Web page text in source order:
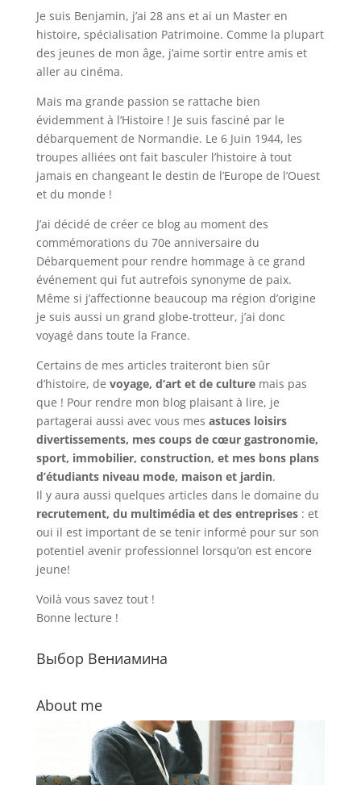
Je suis Benjamin, j’ai 28 ans et ai un Master en
histoire, spécialisation Patrimoine. Comme la plupart
des jeunes de mon âge, j’aime sortir entre amis et
aller au cinéma.
Mais ma grande passion se rattache bien
évidemment à l’Histoire ! Je suis fasciné par le
débarquement de Normandie. Le 6 Juin 1944, les
troupes alliées ont fait basculer l’histoire à tout
jamais en changeant le destin de l’Europe de l’Ouest
et du monde !
J’ai décidé de créer ce blog au moment des
commémorations du 70e anniversaire du
Débarquement pour rendre hommage à ce grand
événement qui fut autrefois synonyme de paix.
Même si j’affectionne beaucoup ma région d’origine
je suis aussi un grand globe-trotteur, j’ai donc
voyagé dans toute la France.
Certains de mes articles traiteront bien sûr
d’histoire, de voyage, d’art et de culturemais pas
que ! Pour rendre mon blog plaisant à lire, je
partagerai aussi avec vous mes astuces loisirs
divertissements, mes coups de cœur gastronomie,
sport, immobilier, construction, et mes bons plans
d’étudiants niveau mode, maison et jardin.
Il y aura aussi quelques articles dans le domaine du
recrutement, du multimédia et des entreprises: et
oui il est important de se tenir informé pour sur son
potentiel avenir professionnel lorsqu’on est encore
jeune!
Voilà vous savez tout !
Bonne lecture !
Выбор Вениамина
About me